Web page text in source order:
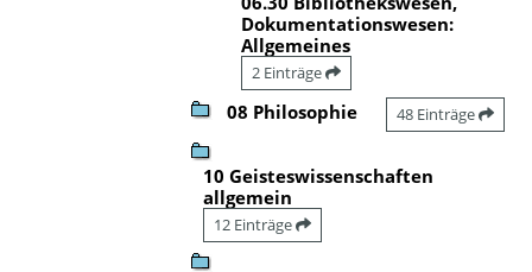
Dokumentationswesen:
Allgemeines
2 Einträge
08 Philosophie 48 Einträge
10 Geisteswissenschaften
allgemein
12 Einträge